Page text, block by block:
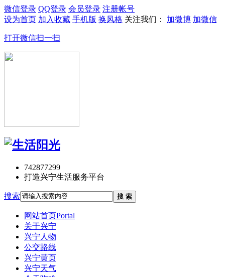
微信登录 QQ登录 会员登录 注册帐号
设为首页 加入收藏 手机版 换风格 关注我们： 加微博 加微信
打开微信扫一扫
742877299
打造兴宁生活服务平台
搜索 搜 索
网站首页Portal
关于兴宁
兴宁人物
公交路线
兴宁黄页
兴宁天气